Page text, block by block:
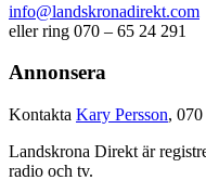
info@landskronadirekt.com
eller ring 070 – 65 24 291
Annonsera
Kontakta Kary Persson,
Landskrona Direkt är
radio och tv.